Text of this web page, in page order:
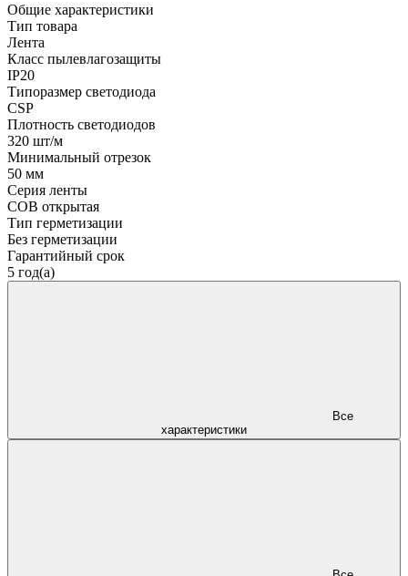
Общие характеристики
Тип товара
Лента
Класс пылевлагозащиты
IP20
Типоразмер светодиода
CSP
Плотность светодиодов
320 шт/м
Минимальный отрезок
50 мм
Серия ленты
COB открытая
Тип герметизации
Без герметизации
Гарантийный срок
5 год(а)
характеристики